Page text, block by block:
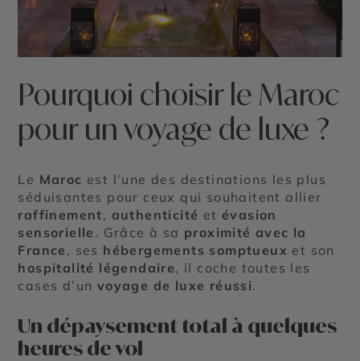
Pourquoi choisir le Maroc
pour un voyage de luxe ?
Le Maroc est l’une des destinations les plus
séduisantes pour ceux qui souhaitent allier
raffinement, authenticité et évasion
sensorielle . Grâce à sa proximité avec la
France , ses hébergements somptueux et son
hospitalité légendaire, il coche toutes les
cases d’un voyage de luxe réussi.
Un dépaysement total à quelques
heures de vol